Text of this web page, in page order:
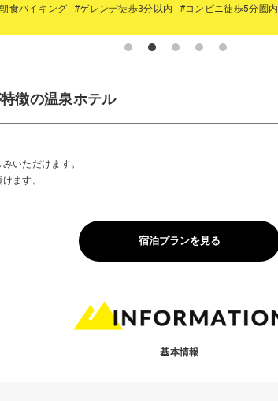
食バイキング #ゲレンデ徒歩3分以内 #コンビニ徒歩5分圏内
徴の温泉ホテル
いただけます。
ます。
宿泊プランを見る
基本情報